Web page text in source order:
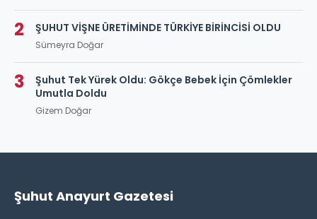
2 ŞUHUT VİŞNE ÜRETİMİNDE TÜRKİYE BİRİNCİSİ OLDU
Sümeyra Doğar
3
Şuhut Tek Yürek Oldu: Gökçe Bebek İçin Çömlekler
Umutla Doldu
Gizem Doğar
Şuhut Anayurt Gazetesi